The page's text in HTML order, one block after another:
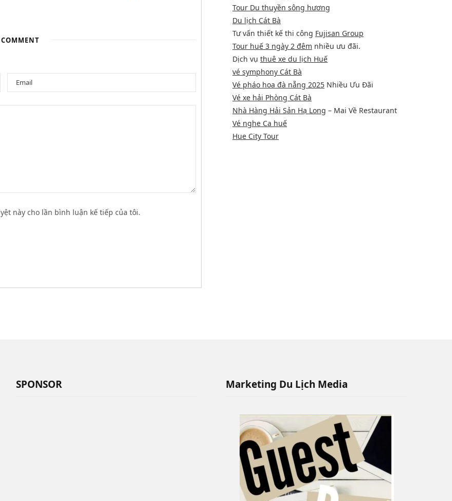
này cho lần bình luận kế tiếp của tôi.
Tour Du thuyền sông hương
Du lịch Cát Bà
Tư vấn thiết kế thi công Fujisan Group
Tour huế 3 ngày 2 đêm nhiều ưu đãi.
Dịch vụ thuê xe du lịch Huế
vé symphony Cát Bà
Vé pháo hoa đà nẵng 2025 Nhiều Ưu Đãi
Vé xe hải Phòng Cát Bà
Nhà Hàng Hải Sản Hạ Long – Mai Về Restaurant
Vé nghe Ca huế
Hue City Tour
SPONSOR Marketing Du Lịch Media